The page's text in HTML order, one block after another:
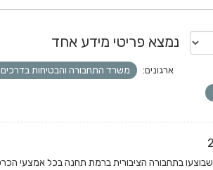
נמצא פריטי מידע אחד
ארגונים: משרד התחבורה והבטיחות בדרכים